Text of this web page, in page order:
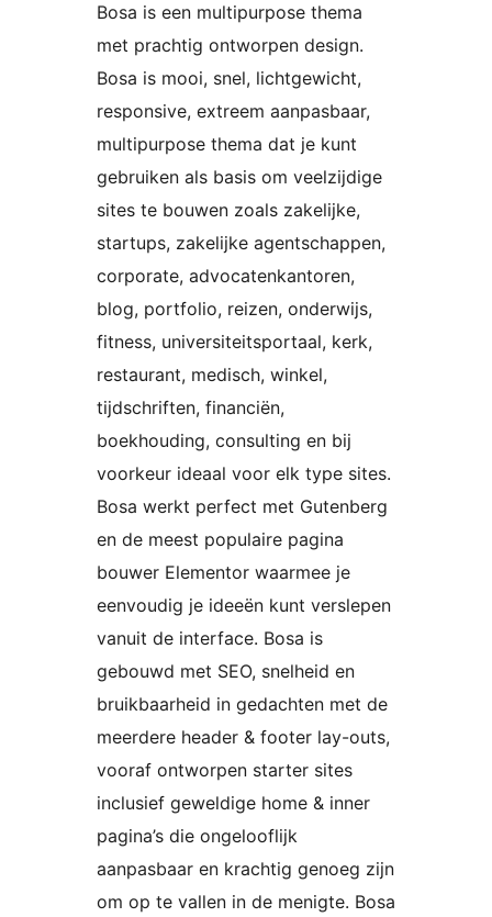
Bosa is een multipurpose thema
met prachtig ontworpen design.
Bosa is mooi, snel, lichtgewicht,
responsive, extreem aanpasbaar,
multipurpose thema dat je kunt
gebruiken als basis om veelzijdige
sites te bouwen zoals zakelijke,
startups, zakelijke agentschappen,
corporate, advocatenkantoren,
blog, portfolio, reizen, onderwijs,
fitness, universiteitsportaal, kerk,
restaurant, medisch, winkel,
tijdschriften, financiën,
boekhouding, consulting en bij
voorkeur ideaal voor elk type sites.
Bosa werkt perfect met Gutenberg
en de meest populaire pagina
bouwer Elementor waarmee je
eenvoudig je ideeën kunt verslepen
vanuit de interface. Bosa is
gebouwd met SEO, snelheid en
bruikbaarheid in gedachten met de
meerdere header & footer lay-outs,
vooraf ontworpen starter sites
inclusief geweldige home & inner
pagina’s die ongelooflijk
aanpasbaar en krachtig genoeg zijn
om op te vallen in de menigte. Bosa